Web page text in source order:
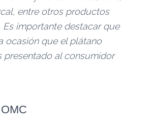
entre otros productos
Es importante destacar que
ocasión que el plátano
presentado al consumidor